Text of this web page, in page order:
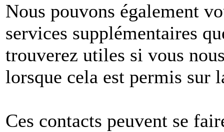
Nous pouvons également
services supplémentaires
trouverez utiles si vous
lorsque cela est permis sur
Ces contacts peuvent se